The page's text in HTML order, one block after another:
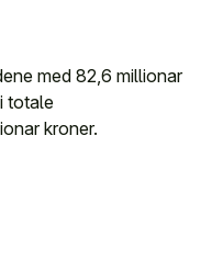
med 82,6 millionar
totale
kroner.